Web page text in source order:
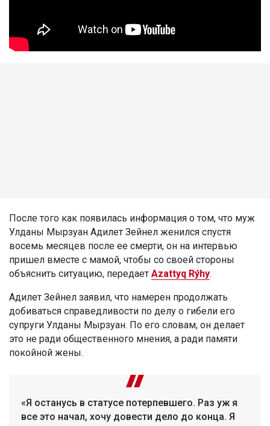
После того как появилась информация о том, что муж
Улданы Мырзуан Адилет Зейнел женился спустя
восемь месяцев после ее смерти, он на интервью
пришел вместе с мамой, чтобы со своей стороны
объяснить ситуацию, передает Azattyq Rýhy.
Адилет Зейнел заявил, что намерен продолжать
добиваться справедливости по делу о гибели его
супруги Улданы Мырзуан. По его словам, он делает
это не ради общественного мнения, а ради памяти
покойной жены.
«Я останусь в статусе потерпевшего. Раз уж я
все это начал, хочу довести дело до конца. Я